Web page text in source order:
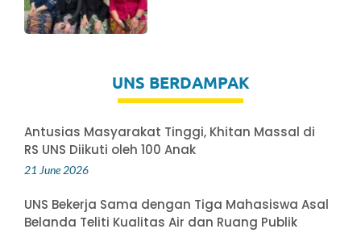
UNS BERDAMPAK
Antusias Masyarakat Tinggi, Khitan Massal di
RS UNS Diikuti oleh 100 Anak
21 June 2026
UNS Bekerja Sama dengan Tiga Mahasiswa Asal
Belanda Teliti Kualitas Air dan Ruang Publik